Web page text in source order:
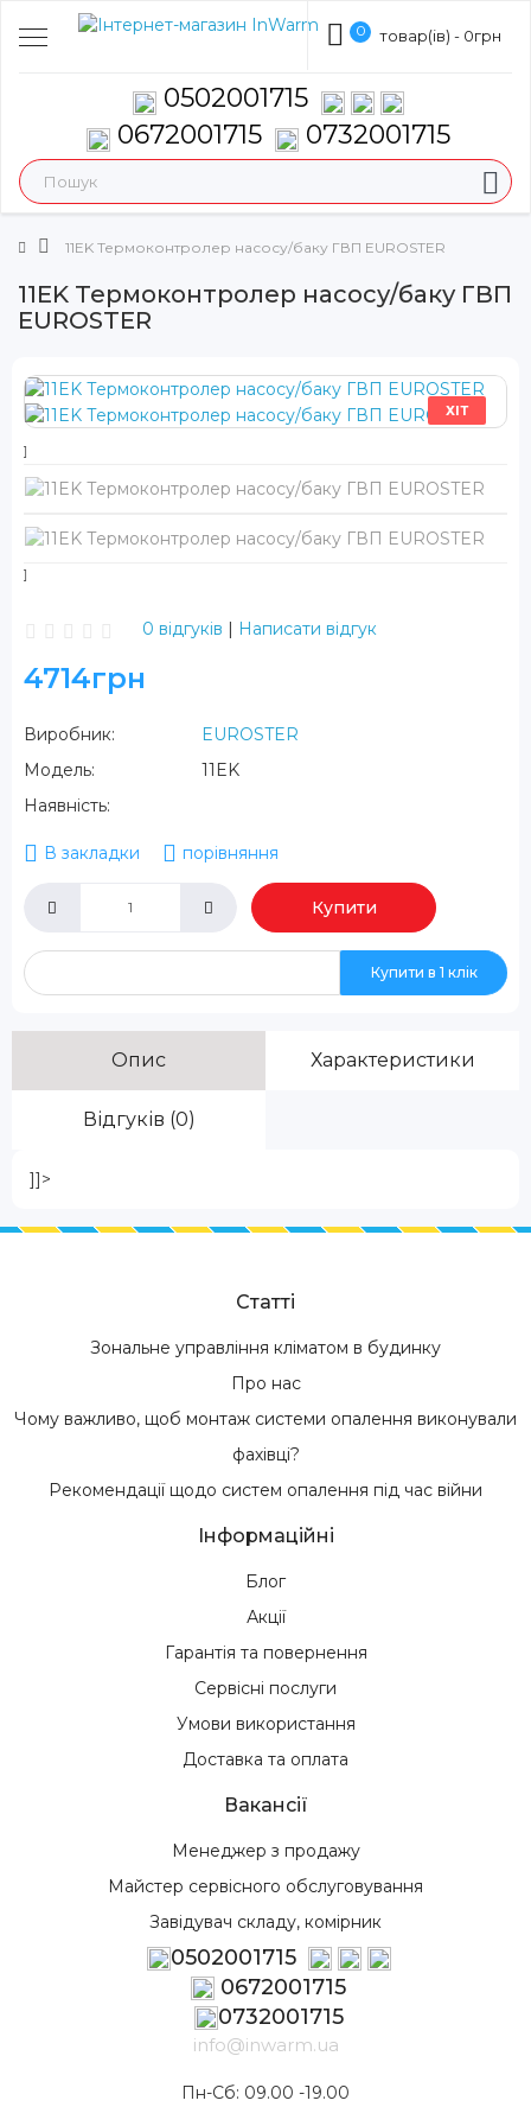
0 товар(ів) - 0грн
0502001715
0672001715
0732001715
11EK Термоконтролер насосу/баку ГВП EUROSTER
11EK Термоконтролер насосу/баку ГВП
EUROSTER
ХІТ
0 відгуків | Написати відгук
4714грн
Виробник:
EUROSTER
Модель:
11EK
Наявність:
В закладки порівняння
Купити
Купити в 1 клік
Опис Характеристики
Відгуків (0)
]]>
Статті
Зональне управління кліматом в будинку
Про нас
Чому важливо, щоб монтаж системи опалення виконували
фахівці?
Рекомендації щодо систем опалення під час війни
Інформаційні
Блог
Акції
Гарантія та повернення
Сервісні послуги
Умови використання
Доставка та оплата
Вакансії
Менеджер з продажу
Майстер сервісного обслуговування
Завідувач складу, комірник
0502001715
0672001715
0732001715
info@inwarm.ua
Пн-Сб: 09.00 -19.00